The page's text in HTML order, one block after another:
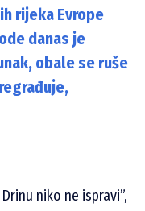
rijeka Evrope
danas je
obale se ruše
niko ne ispravi”,